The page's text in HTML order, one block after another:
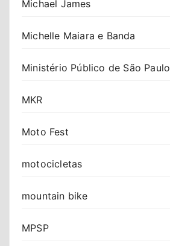
Michael James
Michelle Maiara e Banda
Ministério Público de São Paulo
MKR
Moto Fest
motocicletas
mountain bike
MPSP